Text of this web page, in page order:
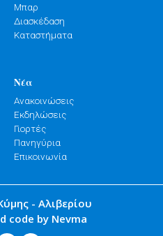
Μπαρ
Διασκέδαση
Καταστήματα
Νέα
Ανακοινώσεις
Εκδηλώσεις
Γιορτές
Πανηγύρια
Επικοινωνία
- Αλιβερίου
code by Nevma